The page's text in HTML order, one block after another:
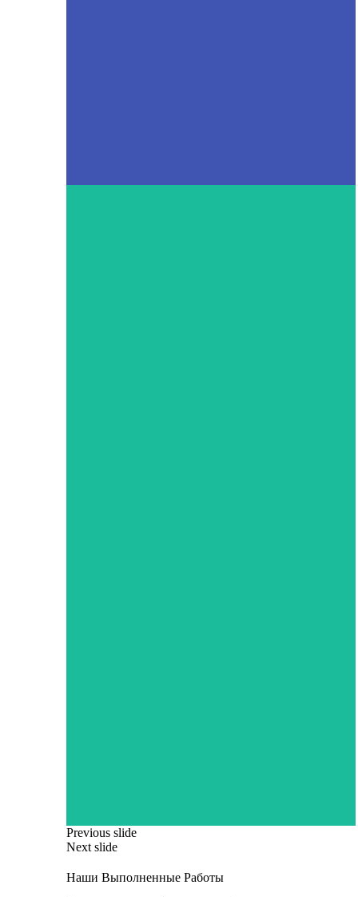
Previous slide
Next slide
Наши Выполненные Работы